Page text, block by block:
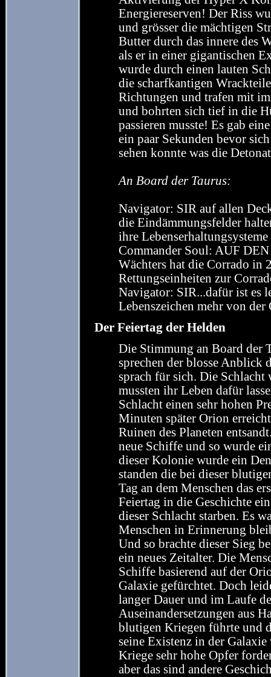
Energiereserven! Der Riss
und grösser die mächtigen
Butter durch das innere des
als er in einer gigantischen
wurde durch einen lauten
die scharfkantigen
Richtungen und trafen mit
und bohrten sich tief in die
passieren musste! Es gab
ein paar Sekunden bevor
sehen konnte was die
An Board der Taurus:
Navigator: SIR auf allen
die Eindämmungsfelder
ihre
Commander Soul: AUF
Wächters hat die Corrado in
Rettungseinheiten zur
Navigator: SIR...dafür ist es
Lebenszeichen mehr von der
Der Feiertag der Helden
Die Stimmung an Board der
sprechen der blosse Anblick
sprach für sich. Die Schlacht
mussten ihr Leben dafür
Schlacht einen sehr hohen
Minuten später Orion
Ruinen des Planeten
neue Schiffe und so wurde
dieser Kolonie wurde ein
standen die bei dieser
Tag an dem Menschen das
Feiertag in die Geschichte
dieser Schlacht starben. Es
Menschen in Erinnerung
Und so brachte dieser Sieg
ein neues Zeitalter. Die
Schiffe basierend auf der
Galaxie gefürchtet. Doch
langer Dauer und im Laufe
Auseinandersetzungen aus
blutigen Kriegen führte und
seine Existenz in der
Kriege sehr hohe Opfer
aber das sind andere